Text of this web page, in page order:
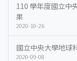
110 學年度國立中
果
2020-10-26
國立中央大學地球
2020-09-08